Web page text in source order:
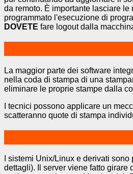
da remoto. È importante lasciare
programmato l'esecuzione di
DOVETE fare logout dalla
La maggior parte dei software
nella coda di stampa di una
eliminare le proprie stampe dalla
I tecnici possono applicare un
scatteranno quote di stampa
I sistemi Unix/Linux e derivati
dettagli). Il server viene fatto